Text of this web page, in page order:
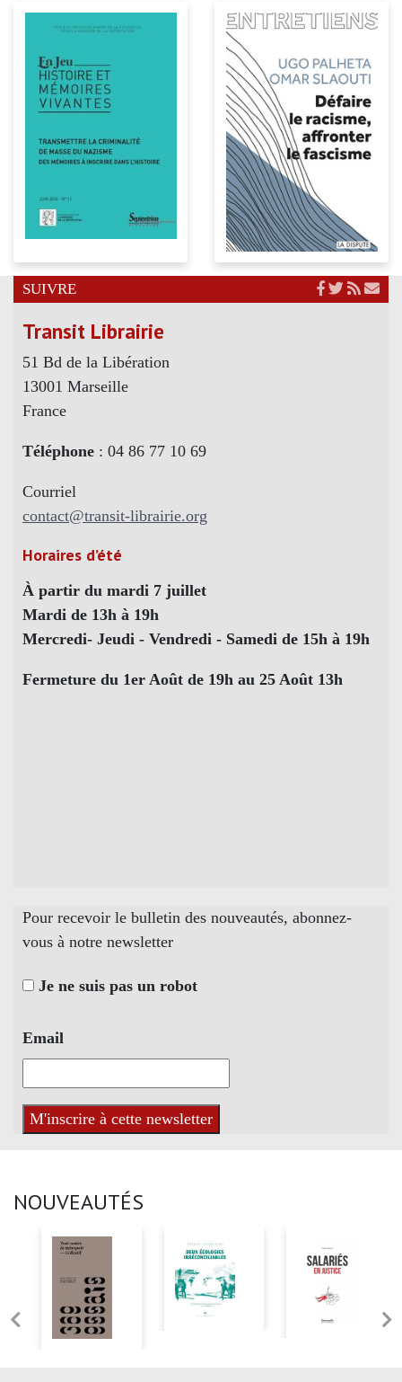
SUIVRE
Transit Librairie
51 Bd de la Libération
13001 Marseille
France
Téléphone : 04 86 77 10 69
Courriel
contact@transit-librairie.org
Horaires d’été
À partir du mardi 7 juillet
Mardi de 13h à 19h
Mercredi- Jeudi - Vendredi - Samedi de 15h à 19h
Fermeture du 1er Août de 19h au 25 Août 13h
Pour recevoir le bulletin des nouveautés, abonnez-
vous à notre newsletter
Je ne suis pas un robot
Email
NOUVEAUTÉS